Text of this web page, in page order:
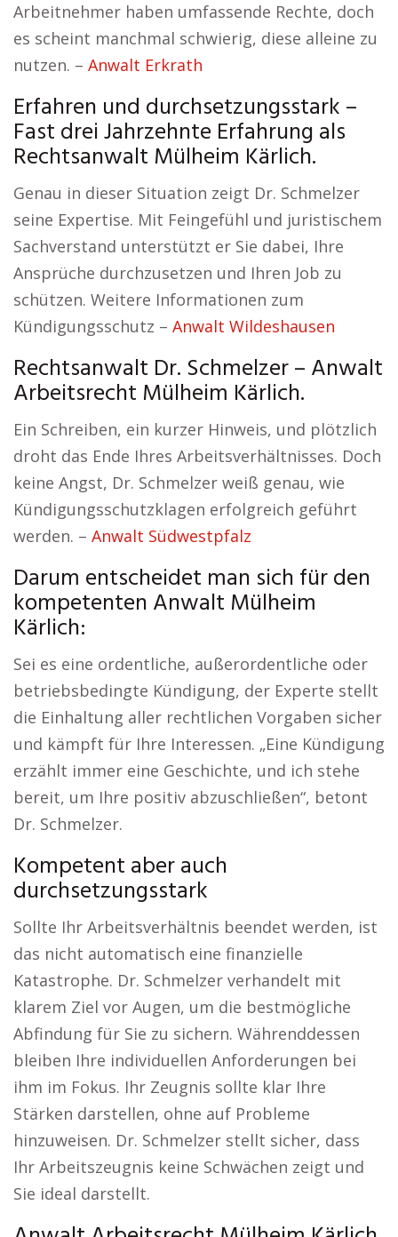
Arbeitnehmer haben umfassende Rechte, doch
es scheint manchmal schwierig, diese alleine zu
nutzen. – Anwalt Erkrath
Erfahren und durchsetzungsstark –
Fast drei Jahrzehnte Erfahrung als
Rechtsanwalt Mülheim Kärlich.
Genau in dieser Situation zeigt Dr. Schmelzer
seine Expertise. Mit Feingefühl und juristischem
Sachverstand unterstützt er Sie dabei, Ihre
Ansprüche durchzusetzen und Ihren Job zu
schützen. Weitere Informationen zum
Kündigungsschutz – Anwalt Wildeshausen
Rechtsanwalt Dr. Schmelzer – Anwalt
Arbeitsrecht Mülheim Kärlich.
Ein Schreiben, ein kurzer Hinweis, und plötzlich
droht das Ende Ihres Arbeitsverhältnisses. Doch
keine Angst, Dr. Schmelzer weiß genau, wie
Kündigungsschutzklagen erfolgreich geführt
werden. – Anwalt Südwestpfalz
Darum entscheidet man sich für den
kompetenten Anwalt Mülheim
Kärlich:
Sei es eine ordentliche, außerordentliche oder
betriebsbedingte Kündigung, der Experte stellt
die Einhaltung aller rechtlichen Vorgaben sicher
und kämpft für Ihre Interessen. „Eine Kündigung
erzählt immer eine Geschichte, und ich stehe
bereit, um Ihre positiv abzuschließen“, betont
Dr. Schmelzer.
Kompetent aber auch
durchsetzungsstark
Sollte Ihr Arbeitsverhältnis beendet werden, ist
das nicht automatisch eine finanzielle
Katastrophe. Dr. Schmelzer verhandelt mit
klarem Ziel vor Augen, um die bestmögliche
Abfindung für Sie zu sichern. Währenddessen
bleiben Ihre individuellen Anforderungen bei
ihm im Fokus. Ihr Zeugnis sollte klar Ihre
Stärken darstellen, ohne auf Probleme
hinzuweisen. Dr. Schmelzer stellt sicher, dass
Ihr Arbeitszeugnis keine Schwächen zeigt und
Sie ideal darstellt.